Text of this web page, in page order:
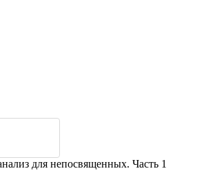
для непосвященных. Часть 1